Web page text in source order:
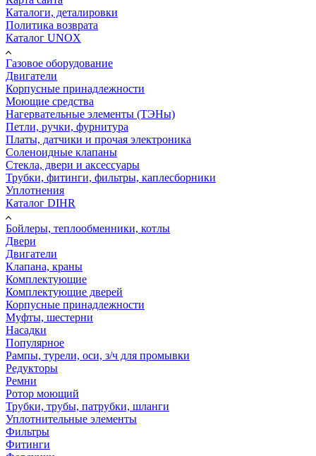
Каталоги, деталировки
Политика возврата
Каталог UNOX
Газовое оборудование
Двигатели
Корпусные принадлежности
Моющие средства
Нагервательные элементы (ТЭНы)
Петли, ручки, фурнитура
Платы, датчики и прочая электроника
Соленоидные клапаны
Стекла, двери и аксессуары
Трубки, фитинги, фильтры, каплесборники
Уплотнения
Каталог DIHR
Бойлеры, теплообменники, котлы
Двери
Двигатели
Клапана, краны
Комплектующие
Комплектующие дверей
Корпусные принадлежности
Муфты, шестерни
Насадки
Популярное
Рампы, турели, оси, з/ч для промывки
Редукторы
Ремни
Ротор моющий
Трубки, трубы, патрубки, шланги
Уплотнительные элементы
Фильтры
Фитинги